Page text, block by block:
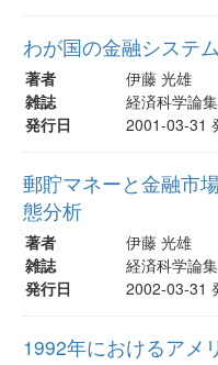
わが国の金融システ
著者
伊藤 光雄
雑誌
経済科学論
発行日
2001-03-31
郵貯マネーと金融市
態分析
著者
伊藤 光雄
雑誌
経済科学論
発行日
2002-03-31
1992年におけるアメ